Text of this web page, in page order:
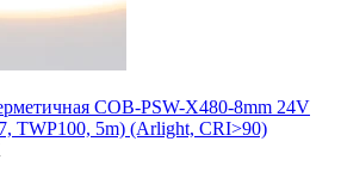
COB-PSW-X480-8mm 24V
TWP100, 5m) (Arlight, CRI>90)